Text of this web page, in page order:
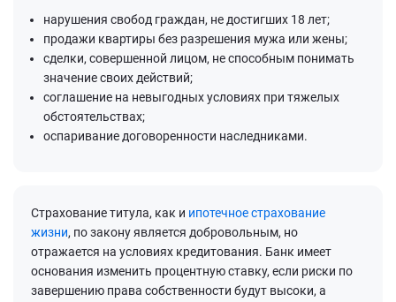
нарушения свобод граждан, не достигших 18 лет;
продажи квартиры без разрешения мужа или жены;
сделки, совершенной лицом, не способным понимать
значение своих действий;
соглашение на невыгодных условиях при тяжелых
обстоятельствах;
оспаривание договоренности наследниками.
Страхование титула, как и ипотечное страхование
жизни, по закону является добровольным, но
отражается на условиях кредитования. Банк имеет
основания изменить процентную ставку, если риски по
завершению права собственности будут высоки, а